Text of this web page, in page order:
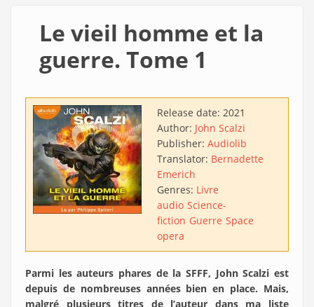
Le vieil homme et la
guerre. Tome 1
Release date: 2021
Author: John Scalzi
Publisher: Audiolib
Translator: Bernadette
Emerich
Genres: Livre
audio Science-
fiction Guerre Space
opera
Parmi les auteurs phares de la SFFF, John Scalzi est
depuis de nombreuses années bien en place. Mais,
malgré plusieurs titres de l’auteur dans ma liste